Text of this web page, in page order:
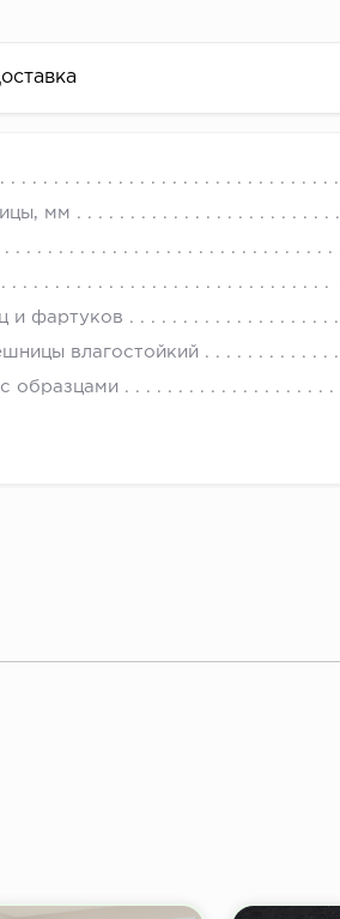
мм
и фартуков
влагостойкий
образцами